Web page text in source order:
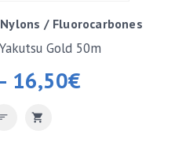
Nylons / Fluorocarbones
16,50€
Gold 50m